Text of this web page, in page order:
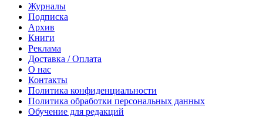
Журналы
Подписка
Архив
Книги
Реклама
Доставка / Оплата
О нас
Контакты
Политика конфиденциальности
Политика обработки персональных данных
Обучение для редакций